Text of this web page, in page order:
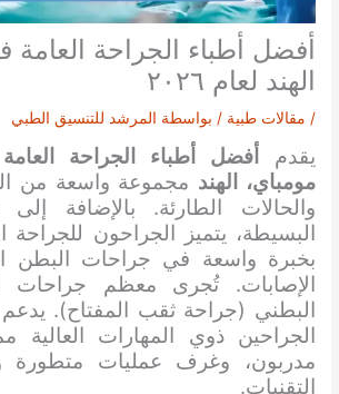
أفضل أطباء الجراحة العامة
الهند لعام ٢٠٢٦
/ مقالات طبية / بواسطة المرشد للتنسيق الطبي
يقدم
أفضل أطباء الجراحة
مومباي، الهند مجموعة واسعة من
والحالات الطارئة. بالإضافة إلى
البسيطة، يتميز الجراحون للجراحة
بخبرة واسعة في جراحات البطن
الإصابات. تُجرى معظم جراحات
البطني (جراحة ثقب المفتاح).
الجراحين ذوي المهارات العالية
مدربون، وغرف عمليات متطورة
التقنيات.